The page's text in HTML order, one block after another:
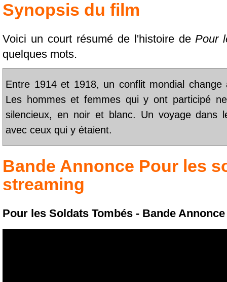
Synopsis du film
Voici un court résumé de l'histoire dePour
quelques mots.
Entre 1914 et 1918, un conflit mondial change
Les hommes et femmes qui y ont participé
silencieux, en noir et blanc. Un voyage dans
avec ceux qui y étaient.
Bande Annonce Pour les
streaming
Pour les Soldats Tombés - Bande Annonce